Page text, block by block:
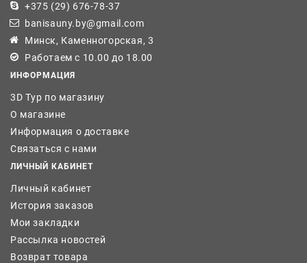
+375 (29) 676-78-37
banisauny.by@gmail.com
Минск, Каменногорская, 3
Работаем с 10.00 до 18.00
ИНФОРМАЦИЯ
3D Тур по магазину
О магазине
Информация о доставке
Связаться с нами
ЛИЧНЫЙ КАБИНЕТ
Личный кабинет
История заказов
Мои закладки
Рассылка новостей
Возврат товара